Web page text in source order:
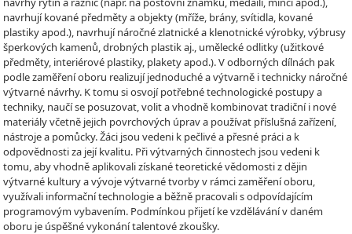
navrhují kované předměty a objekty (mříže, brány, svítidla, kované
plastiky apod.), navrhují náročné zlatnické a klenotnické výrobky, výbrusy
šperkových kamenů, drobných plastik aj., umělecké odlitky (užitkové
předměty, interiérové plastiky, plakety apod.). V odborných dílnách pak
podle zaměření oboru realizují jednoduché a výtvarně i technicky náročné
výtvarné návrhy. K tomu si osvojí potřebné technologické postupy a
techniky, naučí se posuzovat, volit a vhodně kombinovat tradiční i nové
materiály včetně jejich povrchových úprav a používat příslušná zařízení,
nástroje a pomůcky. Žáci jsou vedeni k pečlivé a přesné práci a k
odpovědnosti za její kvalitu. Při výtvarných činnostech jsou vedeni k
tomu, aby vhodně aplikovali získané teoretické vědomosti z dějin
výtvarné kultury a vývoje výtvarné tvorby v rámci zaměření oboru,
využívali informační technologie a běžně pracovali s odpovídajícím
programovým vybavením. Podmínkou přijetí ke vzdělávání v daném
oboru je úspěšné vykonání talentové zkoušky.